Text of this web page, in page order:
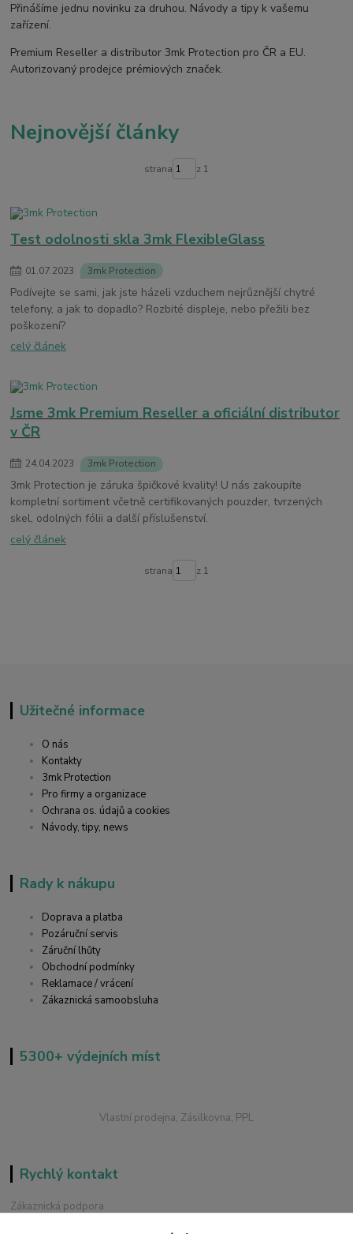
Přinášíme jednu novinku za druhou. Návody a tipy k vašemu
zařízení.
Premium Reseller a distributor 3mk Protection pro ČR a EU.
Autorizovaný prodejce prémiových značek.
Nejnovější články
strana z 1
Test odolnosti skla 3mk FlexibleGlass
01.07.2023 3mk Protection
Podívejte se sami, jak jste házeli vzduchem nejrůznější chytré
telefony, a jak to dopadlo? Rozbité displeje, nebo přežili bez
poškození?
celý článek
Jsme 3mk Premium Reseller a oficiální distributor
v ČR
24.04.2023 3mk Protection
3mk Protection je záruka špičkové kvality! U nás zakoupíte
kompletní sortiment včetně certifikovaných pouzder, tvrzených
skel, odolných fólii a další příslušenství.
celý článek
strana z 1
Užitečné informace
O nás
Kontakty
3mk Protection
Pro firmy a organizace
Ochrana os. údajů a cookies
Návody, tipy, news
Rady k nákupu
Doprava a platba
Pozáruční servis
Záruční lhůty
Obchodní podmínky
Reklamace / vrácení
Zákaznická samoobsluha
5300+ výdejních míst
Vlastní prodejna, Zásilkovna, PPL
Rychlý kontakt
Zákaznická podpora